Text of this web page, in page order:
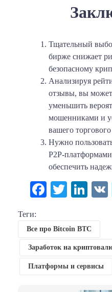
Тщательный
бирже снижает
безопасному
Анализируя
отзывы, вы
уменьшить
мошенниками и
вашего
Нужно
P2P-
обеспечить
Facebook
Twitter
Теги:
Все про Bitcoin BTC
Заработок на
Платформы и сервисы